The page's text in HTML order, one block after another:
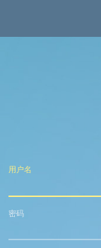
用户名
密码